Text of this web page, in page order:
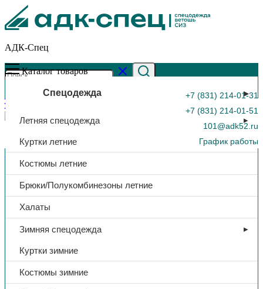
АДК-Спец
+7 (831) 214-01-31
+7 (831) 214-01-51
101@adk52.ru
График работы
0
Каталог товаров
Спецодежда
Летняя спецодежда
Куртки летние
Костюмы летние
Брюки/Полукомбинезоны летние
Халаты
Зимняя спецодежда
Куртки зимние
Костюмы зимние
Главная страница»Каталог»Скотч малярный, 48*40